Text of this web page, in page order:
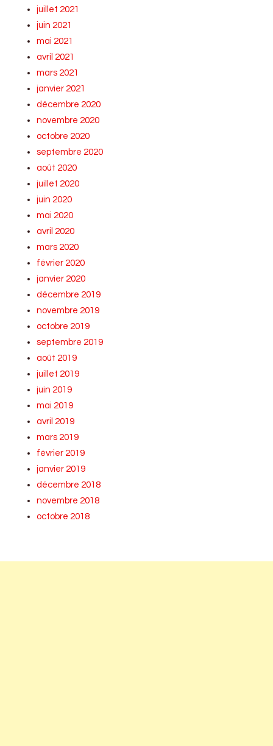
juillet 2021
juin 2021
mai 2021
avril 2021
mars 2021
janvier 2021
décembre 2020
novembre 2020
octobre 2020
septembre 2020
août 2020
juillet 2020
juin 2020
mai 2020
avril 2020
mars 2020
février 2020
janvier 2020
décembre 2019
novembre 2019
octobre 2019
septembre 2019
août 2019
juillet 2019
juin 2019
mai 2019
avril 2019
mars 2019
février 2019
janvier 2019
décembre 2018
novembre 2018
octobre 2018